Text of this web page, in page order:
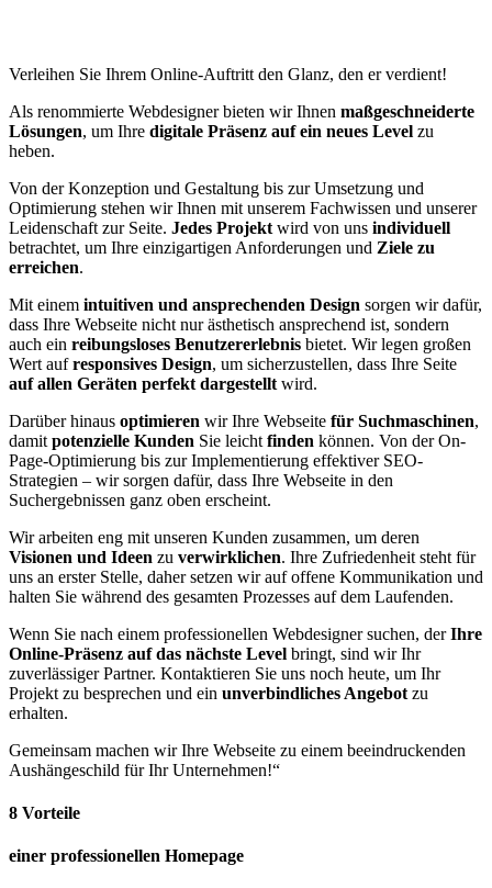
Verleihen Sie Ihrem Online-Auftritt den Glanz, den er verdient!
Als renommierte Webdesigner bieten wir Ihnen maßgeschneiderte
Lösungen, um Ihre digitale Präsenz auf ein neues Level zu
heben.
Von der Konzeption und Gestaltung bis zur Umsetzung und
Optimierung stehen wir Ihnen mit unserem Fachwissen und unserer
Leidenschaft zur Seite. Jedes Projekt wird von uns individuell
betrachtet, um Ihre einzigartigen Anforderungen und Ziele zu
erreichen.
Mit einem intuitiven und ansprechenden Design sorgen wir dafür,
dass Ihre Webseite nicht nur ästhetisch ansprechend ist, sondern
auch ein reibungsloses Benutzererlebnis bietet. Wir legen großen
Wert aufresponsives Design, um sicherzustellen, dass Ihre Seite
auf allen Geräten perfekt dargestellt wird.
Darüber hinaus optimieren wir Ihre Webseite für Suchmaschinen,
damit potenzielle Kunden Sie leicht finden können. Von der On-
Page-Optimierung bis zur Implementierung effektiver SEO-
Strategien – wir sorgen dafür, dass Ihre Webseite in den
Suchergebnissen ganz oben erscheint.
Wir arbeiten eng mit unseren Kunden zusammen, um deren
Visionen und Ideen zu verwirklichen. Ihre Zufriedenheit steht für
uns an erster Stelle, daher setzen wir auf offene Kommunikation und
halten Sie während des gesamten Prozesses auf dem Laufenden.
Wenn Sie nach einem professionellen Webdesigner suchen, derIhre
Online-Präsenz auf das nächste Level bringt, sind wir Ihr
zuverlässiger Partner. Kontaktieren Sie uns noch heute, um Ihr
Projekt zu besprechen und ein unverbindliches Angebot zu
erhalten.
Gemeinsam machen wir Ihre Webseite zu einem beeindruckenden
Aushängeschild für Ihr Unternehmen!“
8 Vorteile
einer professionellen Homepage